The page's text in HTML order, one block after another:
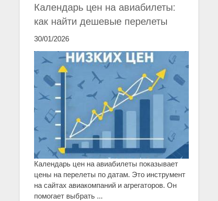
Календарь цен на авиабилеты:
как найти дешевые перелеты
30/01/2026
Календарь цен на авиабилеты показывает
цены на перелеты по датам. Это инструмент
на сайтах авиакомпаний и агрегаторов. Он
помогает выбрать ...